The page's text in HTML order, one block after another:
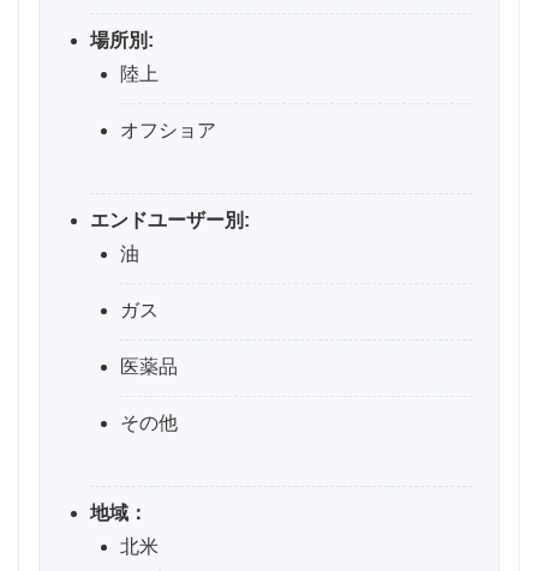
場所別:
陸上
オフショア
エンドユーザー別:
油
ガス
医薬品
その他
地域：
北米